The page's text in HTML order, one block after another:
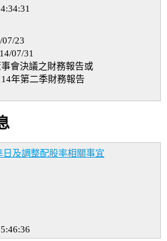
23
07/31
會決議之財務報告或
年第二季財務報告
及調整配股率相關事宜